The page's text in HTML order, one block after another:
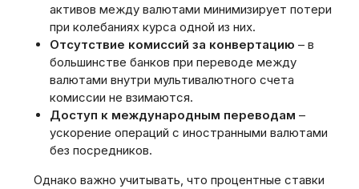
активов между валютами минимизирует потери
при колебаниях курса одной из них.
Отсутствие комиссий за конвертацию – в
большинстве банков при переводе между
валютами внутри мультивалютного счета
комиссии не взимаются.
Доступ к международным переводам –
ускорение операций с иностранными валютами
без посредников.
Однако важно учитывать, что процентные ставки